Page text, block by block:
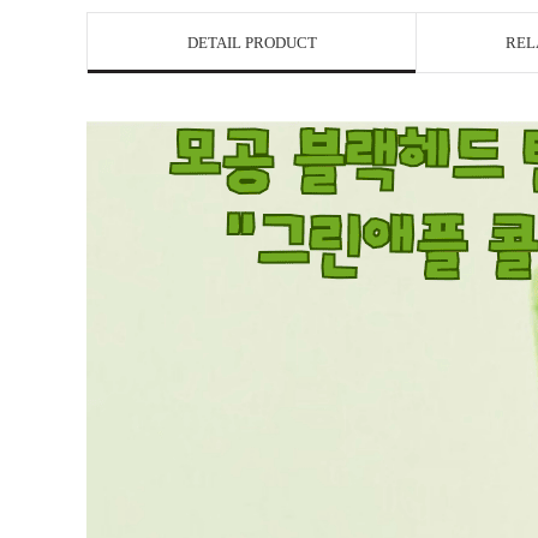
DETAIL PRODUCT